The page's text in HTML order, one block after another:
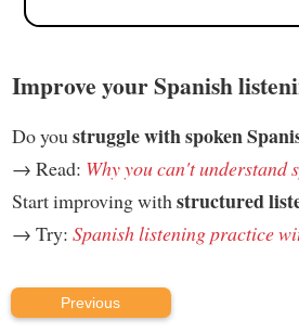
Improve your Spanish
Do you struggle with spoken
→ Read: Why you can't understand
Start improving with structured
→ Try: Spanish listening practice
Previous